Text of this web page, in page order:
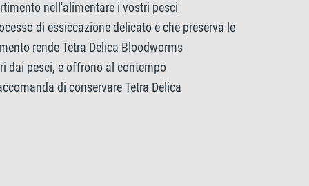
nell'alimentare i vostri pesci
di essiccazione delicato e che preserva le
rende Tetra Delica Bloodworms
dai pesci, e offrono al contempo
di conservare Tetra Delica